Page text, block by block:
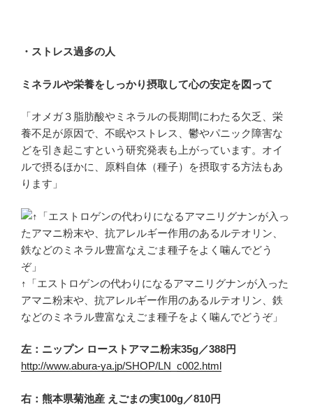
・ストレス過多の人
ミネラルや栄養をしっかり摂取して心の安定を図って
「オメガ３脂肪酸やミネラルの長期間にわたる欠乏、栄
養不足が原因で、不眠やストレス、鬱やパニック障害な
どを引き起こすという研究発表も上がっています。オイ
ルで摂るほかに、原料自体（種子）を摂取する方法もあ
ります」
↑「エストロゲンの代わりになるアマニリグナンが入った
アマニ粉末や、抗アレルギー作用のあるルテオリン、鉄
などのミネラル豊富なえごま種子をよく噛んでどうぞ」
左：ニップン ローストアマニ粉末35g／388円
http://www.abura-ya.jp/SHOP/LN_c002.html
右：熊本県菊池産 えごまの実100g／810円